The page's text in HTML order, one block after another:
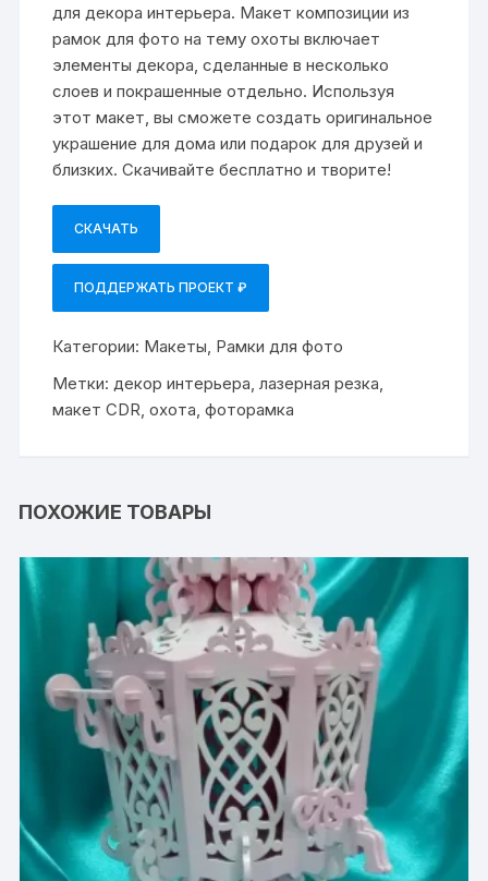
для декора интерьера. Макет композиции из
рамок для фото на тему охоты включает
элементы декора, сделанные в несколько
слоев и покрашенные отдельно. Используя
этот макет, вы сможете создать оригинальное
украшение для дома или подарок для друзей и
близких. Скачивайте бесплатно и творите!
СКАЧАТЬ
ПОДДЕРЖАТЬ ПРОЕКТ ₽
Категории: Макеты Рамки для фото
Метки: декор интерьера ,лазерная резка
макет CDR ,охота ,фоторамка
ПОХОЖИЕ ТОВАРЫ